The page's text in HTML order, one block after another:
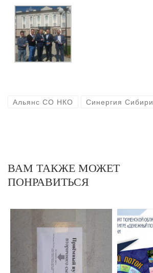
Альянс СО НКО Синергия Сибири
ВАМ ТАКЖЕ МОЖЕТ
ПОНРАВИТЬСЯ